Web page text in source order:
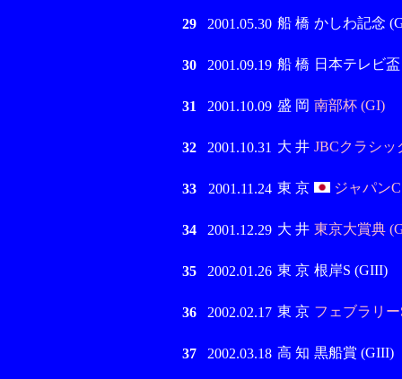
29 2001.05.30 船 橋 かしわ記念
30 2001.09.19 船 橋 日本テレビ
31 2001.10.09 盛 岡 南部杯 (GI)
32 2001.10.31 大 井 JBCクラシッ
33 2001.11.24 東 京 ジャパン
34 2001.12.29 大 井 東京大賞典
35 2002.01.26 東 京 根岸S (GIII)
36 2002.02.17 東 京 フェブラリー
37 2002.03.18 高 知 黒船賞 (GIII)